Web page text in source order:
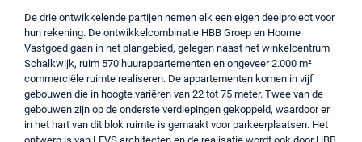
De drie ontwikkelende partijen nemen elk een eigen deelproject voor
hun rekening. De ontwikkelcombinatie HBB Groep en Hoorne
Vastgoed gaan in het plangebied, gelegen naast het winkelcentrum
Schalkwijk, ruim 570 huurappartementen en ongeveer 2.000 m²
commerciële ruimte realiseren. De appartementen komen in vijf
gebouwen die in hoogte variëren van 22 tot 75 meter. Twee van de
gebouwen zijn op de onderste verdiepingen gekoppeld, waardoor er
in het hart van dit blok ruimte is gemaakt voor parkeerplaatsen. Het